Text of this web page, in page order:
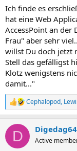
:
Ich finde es
hat eine Web
AccessPoint an der
Frau" aber sehr
willst Du doch jetzt
Stell das gefälligst
Klotz wenigstens
damit..."
R
e
k
i
Cephalopod,
D Digedag64
Active